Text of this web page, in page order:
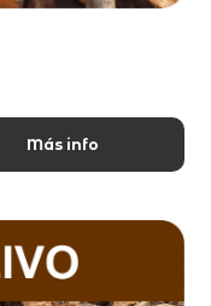
Más info